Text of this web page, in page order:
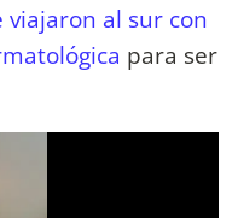
viajaron al sur con
para ser